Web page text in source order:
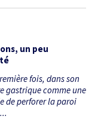
un peu
fois, dans son
gastrique comme une
de perforer la paroi